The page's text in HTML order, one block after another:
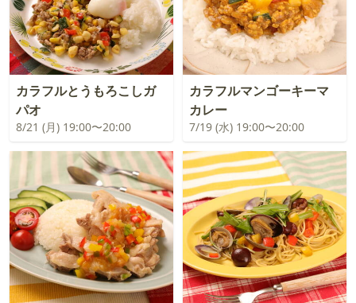
カラフルとうもろこしガ
パオ
8/21 (月) 19:00〜20:00
カラフルマンゴーキーマ
カレー
7/19 (水) 19:00〜20:00